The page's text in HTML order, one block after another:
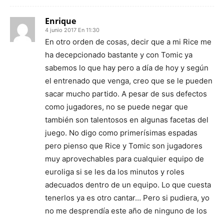
Enrique
4 junio 2017 En 11:30
En otro orden de cosas, decir que a mi Rice me
ha decepcionado bastante y con Tomic ya
sabemos lo que hay pero a día de hoy y según
el entrenado que venga, creo que se le pueden
sacar mucho partido. A pesar de sus defectos
como jugadores, no se puede negar que
también son talentosos en algunas facetas del
juego. No digo como primerísimas espadas
pero pienso que Rice y Tomic son jugadores
muy aprovechables para cualquier equipo de
euroliga si se les da los minutos y roles
adecuados dentro de un equipo. Lo que cuesta
tenerlos ya es otro cantar… Pero si pudiera, yo
no me desprendía este año de ninguno de los